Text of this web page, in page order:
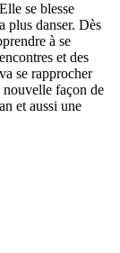
se blesse
plus danser. Dès
à se
et des
se rapprocher
nouvelle façon de
et aussi une